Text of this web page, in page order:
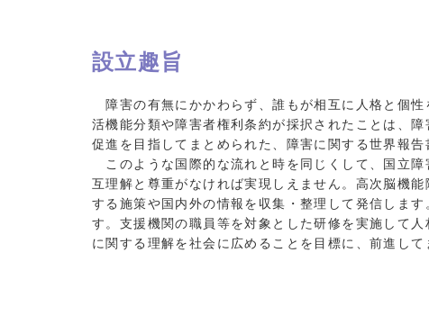
設立趣旨
障害の有無にかかわらず、誰もが相互に人格と個
活機能分類や障害者権利条約が採択されたことは、
促進を目指してまとめられた、障害に関する世界報
このような国際的な流れと時を同じくして、国立
互理解と尊重がなければ実現しえません。高次脳機
する施策や国内外の情報を収集・整理して発信しま
す。支援機関の職員等を対象とした研修を実施して
に関する理解を社会に広めることを目標に、前進して